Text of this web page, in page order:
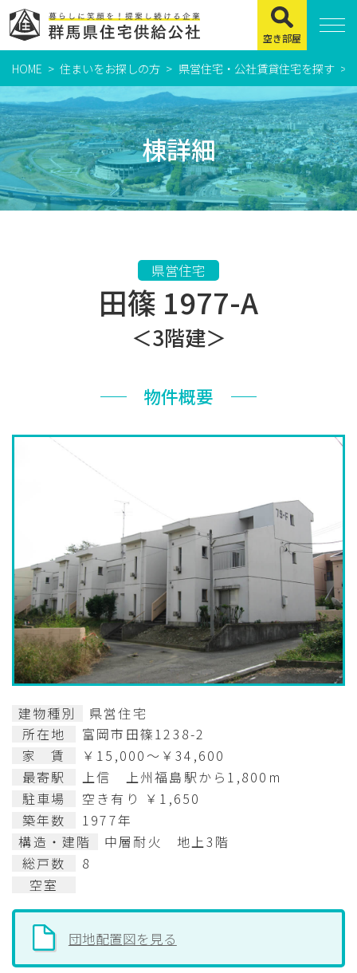
住まいをお探しの方
県営住宅
公社賃貸住宅
緊急通報システムについて
市営・町営住宅
賃貸店舗・事務所
よくある質問
ぐんま住まいの
現在お住まい
採用
空き部屋
HOME 住まいをお探しの方 県営住宅・公社賃貸住宅を探す
棟詳細
県営住宅
田篠 1977-A
＜3階建＞
物件概要
建物種別
県営住宅
所在地
富岡市田篠1238-2
家 賃
￥15,000～￥34,600
最寄駅
上信 上州福島駅から1,800m
駐車場
空き有り ￥1,650
築年数
1977年
構造・建階
中層耐火 地上3階
総戸数
8
空室
団地配置図を見る